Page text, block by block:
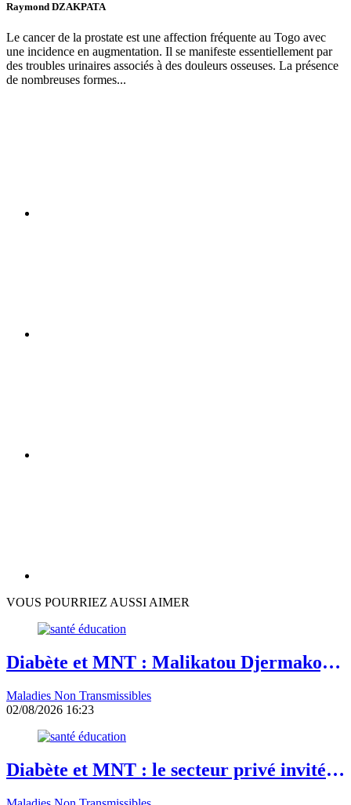
Raymond DZAKPATA
Le cancer de la prostate est une affection fréquente au Togo avec
une incidence en augmentation. Il se manifeste essentiellement par
des troubles urinaires associés à des douleurs osseuses. La présence
de nombreuses formes...
VOUS POURRIEZ AUSSI AIMER
Diabète et MNT : Malikatou Djermakoye
secteur privé
Maladies Non Transmissibles
02/08/2026 16:23
Diabète et MNT : le secteur privé invité à